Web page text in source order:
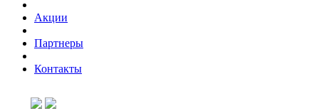
Акции
Партнеры
Контакты